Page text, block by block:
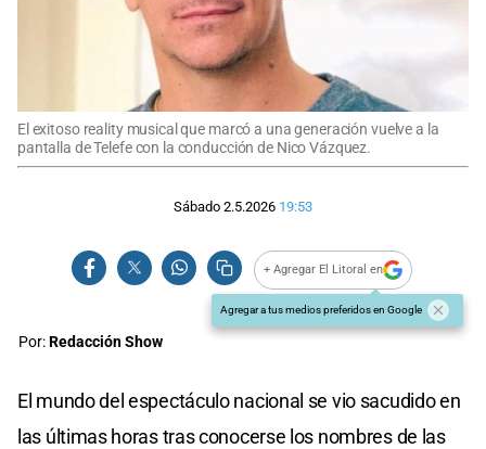
El exitoso reality musical que marcó a una generación vuelve a la
pantalla de Telefe con la conducción de Nico Vázquez.
Sábado 2.5.2026 19:53
+ Agregar El Litoral en
Agregar a tus medios preferidos en Google
Por:Redacción Show
El mundo del espectáculo nacional se vio sacudido en
las últimas horas tras conocerse los nombres de las